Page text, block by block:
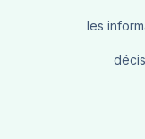
les